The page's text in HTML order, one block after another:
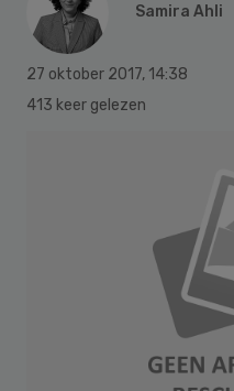
Samira Ahli
27 oktober 2017, 14:38
413 keer gelezen